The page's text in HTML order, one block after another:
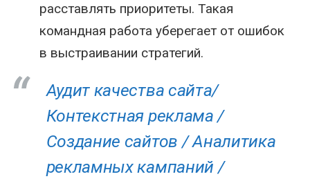
расставлять приоритеты. Такая
командная работа уберегает от ошибок
в выстраивании стратегий.
Аудит качества сайта/
Контекстная реклама /
Создание сайтов /Аналитика
рекламных кампаний /